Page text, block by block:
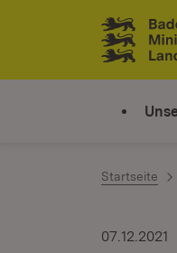
Zum Inhalt
Link zur
Startseite
07.12.2021